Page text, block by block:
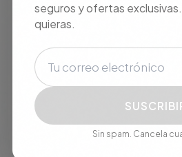
seguros y ofertas
quieras.
Correo electrónico
Sin spam. Cancela